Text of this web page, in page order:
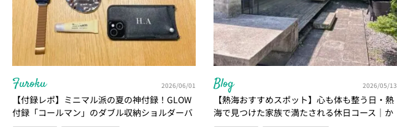
Furoku 2026/06/01
【付録レポ】ミニマル派の夏の神付録！GLOW
付録「コールマン」のダブル収納ショルダーバ
Blog 2026/05/13
【熱海おすすめスポット】心も体も整う日・熱
海で見つけた家族で満たされる休日コース｜か